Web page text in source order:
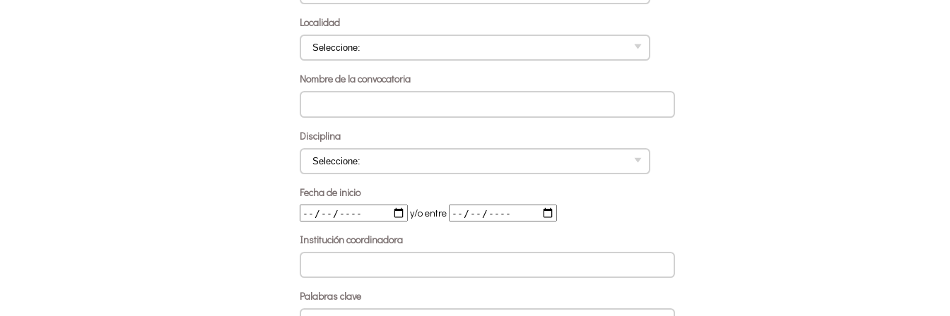
Localidad
Nombre de la convocatoria
Disciplina
Fecha de inicio
y/o entre
Institución coordinadora
Palabras clave